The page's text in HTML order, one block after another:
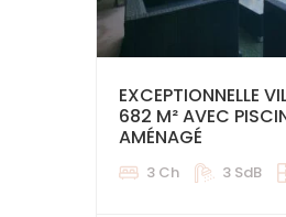
EXCEPTIONNELLE
682 M² AVEC
AMÉNAGÉ
3 Ch 3 SdB